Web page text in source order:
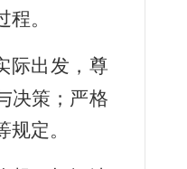
。
际出发，尊
决策；严格
定。